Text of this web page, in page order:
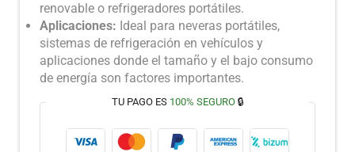
renovable o refrigeradores portátiles.
Aplicaciones: Ideal para neveras portátiles,
sistemas de refrigeración en vehículos y
aplicaciones donde el tamaño y el bajo consumo
de energía son factores importantes.
TU PAGO ES 100% SEGURO🔒